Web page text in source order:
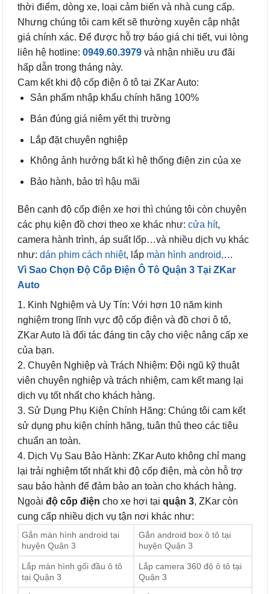
thời điểm, dòng xe, loại cảm biến và nhà cung cấp.
Nhưng chúng tôi cam kết sẽ thường xuyên cập nhật
giá chính xác. Để được hỗ trợ báo giá chi tiết, vui lòng
liên hệ hotline: 0949.60.3979 và nhận nhiều ưu đãi
hấp dẫn trong tháng này.
Cam kết khi độ cốp điện ô tô tại ZKar Auto:
Sản phẩm nhập khẩu chính hãng 100%
Bán đúng giá niêm yết thị trường
Lắp đặt chuyên nghiệp
Không ảnh hưởng bất kì hệ thống điện zin của xe
Bảo hành, bảo trì hậu mãi
Bên cạnh độ cốp điện xe hơi thì chúng tôi còn chuyên
các phụ kiện đồ chơi theo xe khác như: cửa hít,
camera hành trình, áp suất lốp…và nhiều dịch vụ khác
như: dán phim cách nhiệt, lắp màn hình android,…
Vì Sao Chọn Độ Cốp Điện Ô Tô Quận 3 Tại ZKar
Auto
1. Kinh Nghiệm và Uy Tín: Với hơn 10 năm kinh
nghiệm trong lĩnh vực độ cốp điện và đồ chơi ô tô,
ZKar Auto là đối tác đáng tin cậy cho việc nâng cấp xe
của bạn.
2. Chuyên Nghiệp và Trách Nhiệm: Đội ngũ kỹ thuật
viên chuyên nghiệp và trách nhiệm, cam kết mang lại
dịch vụ tốt nhất cho khách hàng.
3. Sử Dụng Phụ Kiện Chính Hãng: Chúng tôi cam kết
sử dụng phụ kiện chính hãng, tuân thủ theo các tiêu
chuẩn an toàn.
4. Dịch Vụ Sau Bảo Hành: ZKar Auto không chỉ mang
lại trải nghiệm tốt nhất khi độ cốp điện, mà còn hỗ trợ
sau bảo hành để đảm bảo an toàn cho khách hàng.
Ngoài độ cốp điện cho xe hơi tại quận 3, ZKar còn
cung cấp nhiều dịch vụ tận nơi khác như:
Gắn màn hình android tại
huyện Quận 3
Gắn android box ô tô tại
huyện Quận 3
Lắp màn hình gối đầu ô tô
tại Quận 3
Lắp camera 360 độ ô tô tại
Quận 3